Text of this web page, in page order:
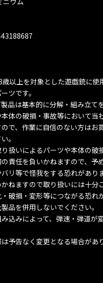
以上を対象とした遊戯銃に使
ツです。
品は基本的に分解・組み立て
体の破損・事故等において当
で、作業に自信のない方はお
。
扱いによるパーツや本体の破
責任を負いかねますので、予
リ等で怪我をする恐れがあり
ねますので取り扱いには十分
破損・変形等につながる恐れ
品を併用しないでください。
込みによって、弾速・弾道が
予告なく変更となる場合があり